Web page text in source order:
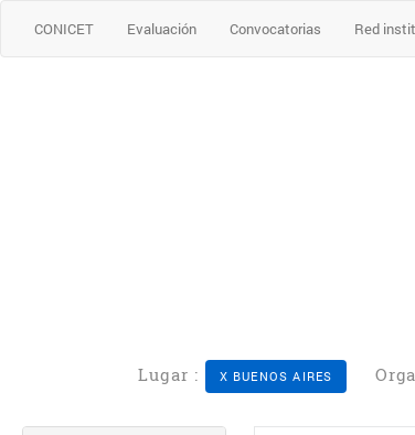
CONICET Evaluación Convocatorias Red
Lugar : X BUENOS AIRES